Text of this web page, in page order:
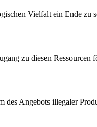
Vielfalt ein Ende zu
zu diesen
Angebots illegaler